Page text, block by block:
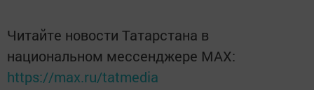
Читайте новости Татарстана в
национальном мессенджере MАХ:
https://max.ru/tatmedia